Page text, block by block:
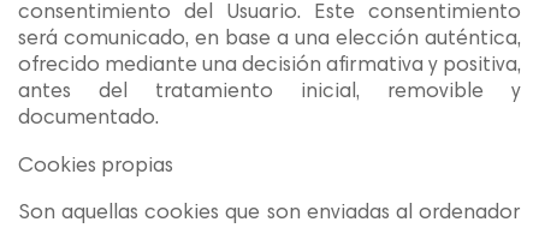
consentimiento del Usuario. Este consentimiento
será comunicado, en base a una elección auténtica,
ofrecido mediante una decisión afirmativa y positiva,
antes del tratamiento inicial, removible y
documentado.
Cookies propias
Son aquellas cookies que son enviadas al ordenador